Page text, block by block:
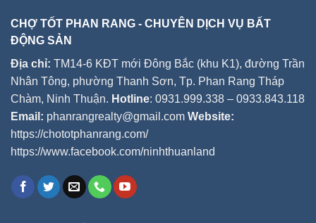
CHỢ TỐT PHAN RANG - CHUYÊN DỊCH VỤ BẤT
ĐỘNG SẢN
Địa chỉ: TM14-6 KĐT mới Đông Bắc (khu K1), đường Trần
Nhân Tông, phường Thanh Sơn, Tp. Phan Rang Tháp
Chàm, Ninh Thuận. Hotline: 0931.999.338 – 0933.843.118
Email: phanrangrealty@gmail.com Website:
https://chototphanrang.com/
https://www.facebook.com/ninhthuanland